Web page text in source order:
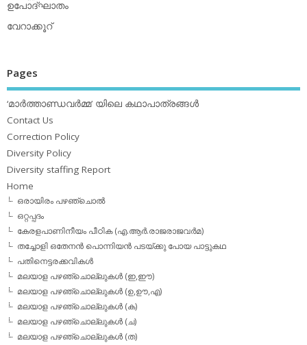
ഉപോദ്ഘാതം
വേറാക്കൂറ്
Pages
‘മാര്‍ത്താണ്ഡവര്‍മ്മ’ യിലെ കഥാപാത്രങ്ങള്‍
Contact Us
Correction Policy
Diversity Policy
Diversity staffing Report
Home
ഒരായിരം പഴഞ്ചൊല്‍
ഒറ്റപ്പദം
കേരളപാണിനീയം പീഠിക (എ.ആര്‍.രാജരാജവര്‍മ)
തച്ചോളി ഒതേനൻ പൊന്നിയൻ പടയ്‌ക്കു പോയ പാട്ടുകഥ
പതിനെട്ടരക്കവികള്‍
മലയാള പഴഞ്ചൊല്ലുകള്‍ (ഇ,ഈ)
മലയാള പഴഞ്ചൊല്ലുകള്‍ (ഉ,ഊ,എ)
മലയാള പഴഞ്ചൊല്ലുകള്‍ (ക)
മലയാള പഴഞ്ചൊല്ലുകള്‍ (ച)
മലയാള പഴഞ്ചൊല്ലുകള്‍ (ത)